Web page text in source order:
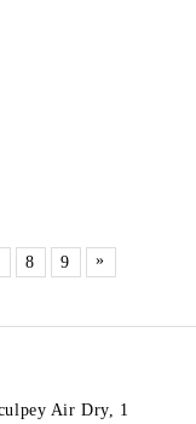
8 9 »
Air Dry, 1